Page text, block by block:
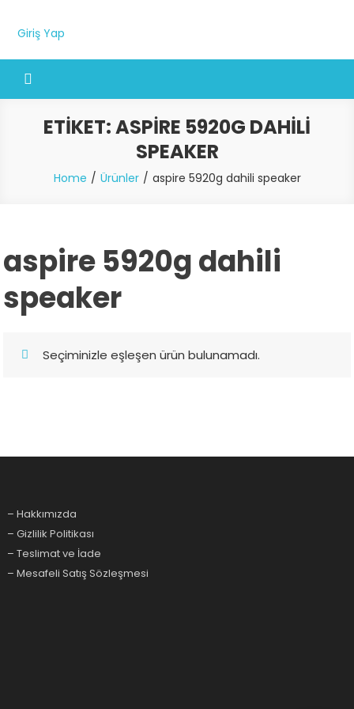
Giriş Yap
ETIKET:ASPIRE 5920G DAHILI
SPEAKER
Home Ürünler aspire 5920g dahili speaker
aspire 5920g dahili
speaker
Seçiminizle eşleşen ürün bulunamadı.
– Hakkımızda
– Gizlilik Politikası
– Teslimat ve İade
– Mesafeli Satış Sözleşmesi